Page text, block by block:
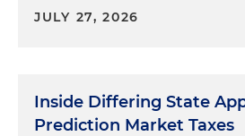
JULY 27, 2026
Inside Differing State
Prediction Market Taxes